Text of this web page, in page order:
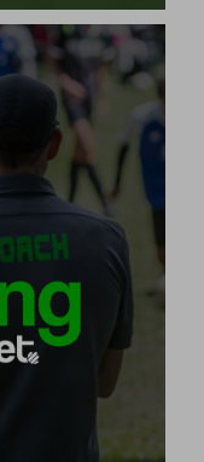
TALENT PLANEN
Planning ist die
Software
zu planen.
nur 5 Schritten
und Übungen,
und Niveau.
ansehen